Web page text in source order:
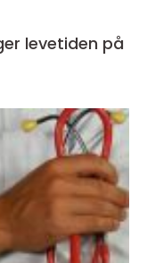
levetiden på